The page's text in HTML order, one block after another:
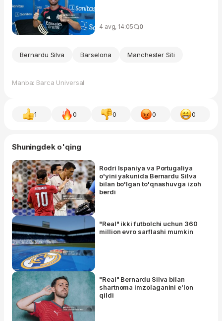
4 avg, 14:05 0
Bernardu Silva Barselona Manchester Siti
Manba: Barca Universal
1 0 0 0 0
Shuningdek o'qing
Rodri Ispaniya va Portugaliya
o'yini yakunida Bernardu Silva
bilan bo'lgan to'qnashuvga izoh
berdi
"Real" ikki futbolchi uchun 360
million evro sarflashi mumkin
"Real" Bernardu Silva bilan
shartnoma imzolaganini e'lon
qildi